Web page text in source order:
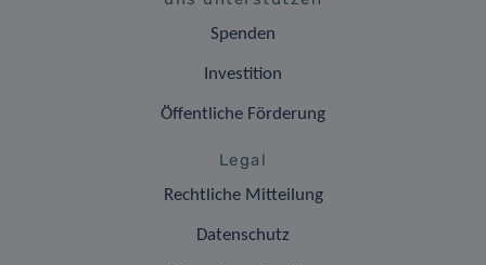
Spenden
Investition
Öffentliche Förderung
Legal
Rechtliche Mitteilung
Datenschutz